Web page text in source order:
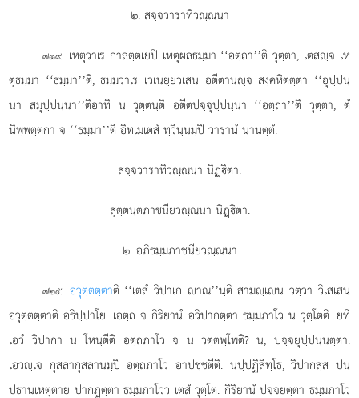
๒. สจฺจวาราทิวณฺณนา
๗๑๙. เหตุวาเร กาลตฺตเยปิ เหตุผลธมฺมา ‘‘อตฺถา’’ติ วุตฺตา, เตสฺจ เห
ตุธมฺมา ‘‘ธมฺมา’’ติ, ธมฺมวาเร เวเนยฺยวเสน อตีตานฺจ สงฺคหิตตฺตา ‘‘อุปฺปนฺ
นา สมุปฺปนฺนา’’ติอาทิ น วุตฺตนฺติ อตีตปจฺจุปฺปนฺนา ‘‘อตฺถา’’ติ วุตฺตา, ตํ
นิพฺพตฺตกา จ ‘‘ธมฺมา’’ติ อิทเมเตสํ ทฺวินฺนมฺปิ วารานํ นานตฺตํ.
สจฺจวาราทิวณฺณนา นิฏฺิตา.
สุตฺตนฺตภาชนียวณฺณนา นิฏฺิตา.
๒. อภิธมฺมภาชนียวณฺณนา
๗๒๕. อวุตฺตตฺตาติ ‘‘เตสํ วิปาเก าณ’’นฺติ สามฺเน วตฺวา วิเสเสน
อวุตฺตตฺตาติ อธิปฺปาโย. เอตฺถ จ กิริยานํ อวิปากตฺตา ธมฺมภาโว น วุตฺโตติ. ยทิ
เอวํ วิปากา น โหนฺตีติ อตฺถภาโว จ น วตฺตพฺโพติ? น, ปจฺจยุปฺปนฺนตฺตา.
เอวฺเจ กุสลากุสลานมฺปิ อตฺถภาโว อาปชฺชตีติ. นปฺปฏิสิทฺโธ, วิปากสฺส ปน
ปธานเหตุตาย ปากฏตฺตา ธมฺมภาโวว เตสํ วุตฺโต. กิริยานํ ปจฺจยตฺตา ธมฺมภาโว